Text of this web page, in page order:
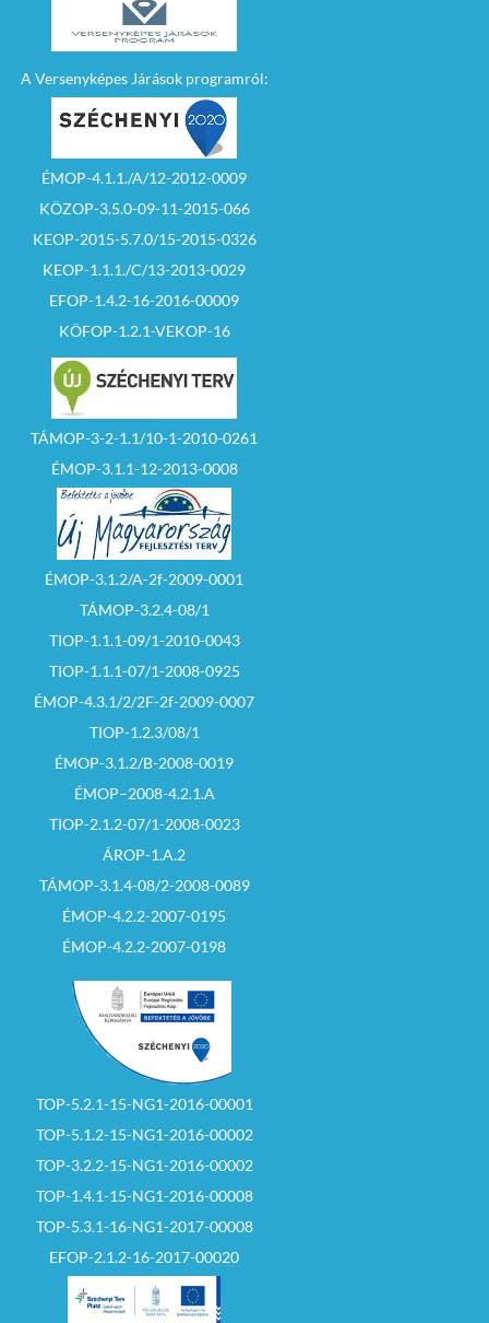
A Versenyképes Járások programról:
ÉMOP-4.1.1./A/12-2012-0009
KÖZOP-3.5.0-09-11-2015-066
KEOP-2015-5.7.0/15-2015-0326
KEOP-1.1.1./C/13-2013-0029
EFOP-1.4.2-16-2016-00009
KÖFOP-1.2.1-VEKOP-16
TÁMOP-3-2-1.1/10-1-2010-0261
ÉMOP-3.1.1-12-2013-0008
ÉMOP-3.1.2/A-2f-2009-0001
TÁMOP-3.2.4-08/1
TIOP-1.1.1-09/1-2010-0043
TIOP-1.1.1-07/1-2008-0925
ÉMOP-4.3.1/2/2F-2f-2009-0007
TIOP-1.2.3/08/1
ÉMOP-3.1.2/B-2008-0019
ÉMOP–2008-4.2.1.A
TIOP-2.1.2-07/1-2008-0023
ÁROP-1.A.2
TÁMOP-3.1.4-08/2-2008-0089
ÉMOP-4.2.2-2007-0195
ÉMOP-4.2.2-2007-0198
TOP-5.2.1-15-NG1-2016-00001
TOP-5.1.2-15-NG1-2016-00002
TOP-3.2.2-15-NG1-2016-00002
TOP-1.4.1-15-NG1-2016-00008
TOP-5.3.1-16-NG1-2017-00008
EFOP-2.1.2-16-2017-00020